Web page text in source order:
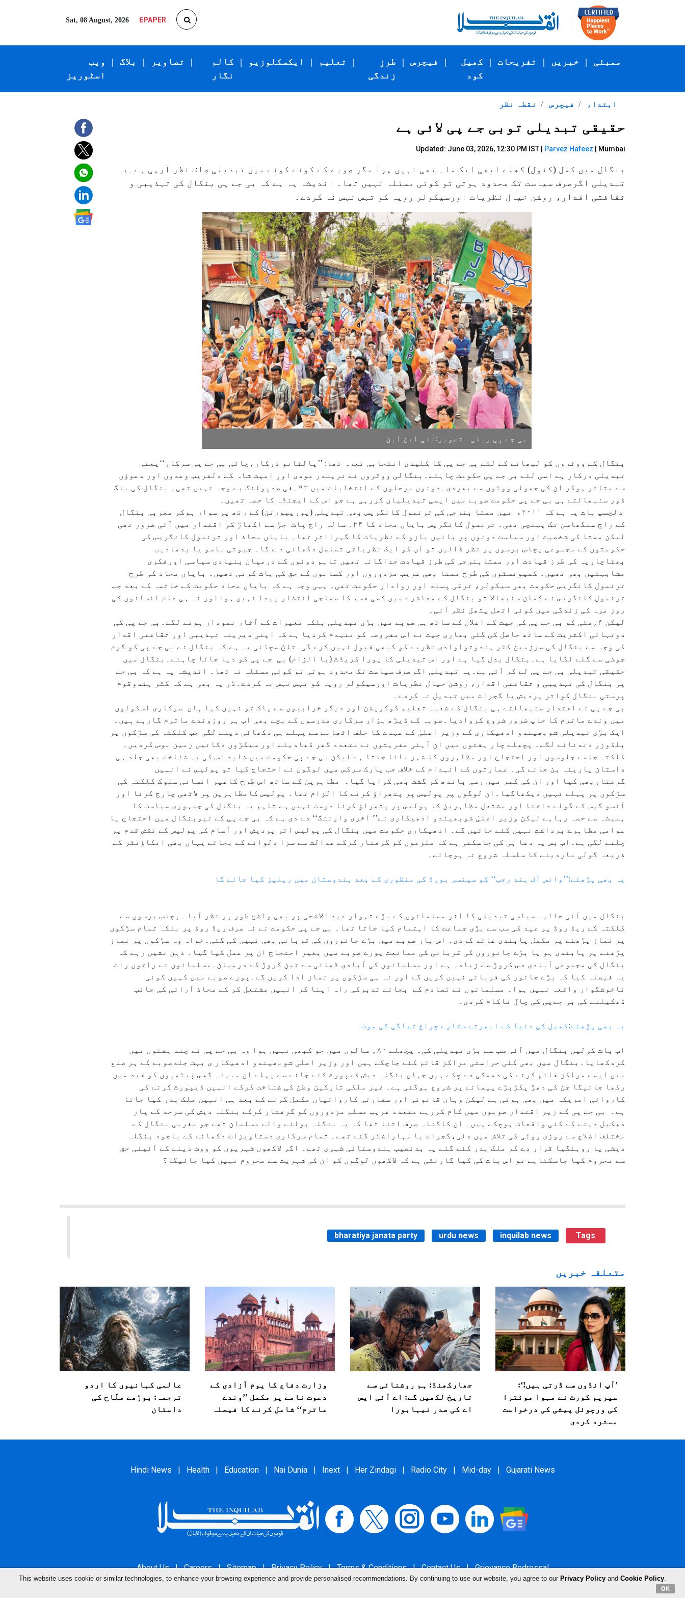
Sat, 08 August, 2026 EPAPER
ویب
اسٹوریز
| بلاگ | تصاویر |
کالم
نگار
| ایکسکلوزیو | تعلیم |
طرزِ
زندگی
| فیچرس |
کھیل
کود
| تفریحات | خبریں | ممبئی
نقطہ نظر فیچرس ابتداء
حقیقی تبدیلی توبی جے پی لائی ہے
Updated: June 03, 2026, 12:30 PM IST | Parvez Hafeez | Mumbai
بنگال میں کمل (کنول) کھلے ابھی ایک ماہ بھی نہیں ہوا مگر صوبے کے کونے کونے میں تبدیلی صاف نظر آرہی ہے۔یہ
تبدیلی اگرصرف سیاست تک محدود ہوتی تو کوئی مسئلہ نہیں تھا۔ اندیشہ یہ ہے کہ بی جے پی بنگال کی تہذیبی و
ثقافتی اقدار، روشن خیال نظریات اورسیکولر رویہ کو تہس نہس نہ کردے۔
بی جے پی ریلی۔ تصویر:آئی این این
بنگال کے ووٹروں کو لبھانے کے لئے بی جے پی کا کلیدی انتخابی نعرہ تھا: ’’پالٹانو درکار،چائی بی جے پی سرکار‘‘یعنی
تبدیلی درکار ہے اسی لئے بی جے پی حکومت چاہئے۔بنگالی ووٹروں نے نریندر مودی اور امیت شاہ کے دلفریب وعدوں اور دعوؤں
سے متاثر ہوکر ان کی جھولی ووٹوں سے بھردی۔دونوں مرحلوں کے انتخابات میں ۹۲؍فی صدپولنگ بے وجہ نہیں تھی۔ بنگال کی باگ
ڈور سنبھالتے ہی بی جے پی حکومت صوبے میں ایسی تبدیلیاں کررہی ہے جو اس کے ایجنڈہ کا حصہ تھیں۔
دلچسپ بات یہ ہے کہ ۲۰۱۱ء میں ممتا بنرجی کی ترنمول کانگریس بھی تبدیلی (پوریبورتن) کے رتھ پر سوار ہوکر مغربی بنگال
کے راج سنگھاسن تک پہنچی تھی۔ ترنمول کانگریس بایاں محاذ کا ۳۴؍ سالہ راج پاٹ جڑ سے اکھاڑ کر اقتدار میں آئی ضرور تھی
لیکن ممتا کی شخصیت اور سیاست دونوں پر بائیں بازو کے نظریات کا گہرااثر تھا۔ بایاں محاذ اور ترنمول کانگریس کی
حکومتوں کے مجموعی پچاس برسوں پر نظر ڈالیں تو آپ کو ایک نظریاتی تسلسل دکھائی د ے گا۔ جیوتی باسو یا بدھادیب
بھٹاچاریہ کی طرز قیادت اور ممتابنرجی کی طرز قیادت جداگانہ تھیں تاہم دونوں کے درمیان بنیادی سیاسی اورفکری
مشابہتیں بھی تھیں۔ کمیونسٹوں کی طرح ممتا بھی غریب مزدوروں اور کسانوں کے حق کی بات کرتی تھیں۔ بایاں محاذ کی طرح
ترنمول کانگریس حکومت بھی سیکولر، ترقی پسند اور روادار حکومت تھی۔ یہی وجہ ہے کہ بایاں محاذ حکومت کے خاتمہ کے بعد جب
ترنمول کانگریس نے کمان سنبھالا تو بنگال کے معاشرے میں کسی قسم کا سماجی انتشار پیدا نہیں ہوااور نہ ہی عام انسانوں کی
روز مرہ کی زندگی میں کوئی اتھل پتھل نظر آئی۔
لیکن ۴؍مئی کو بی جے پی کی جیت کے اعلان کے ساتھ ہی صوبے میں بڑی تبدیلی بلکہ تغیرات کے آثار نمودار ہونے لگے۔بی جے پی کی
دوتہائی اکثریت کے ساتھ حاصل کی گئی بھاری جیت نے اس مفروضہ کو منہدم کردیا ہے کہ اپنی دیرینہ تہذیبی اور ثقافتی اقدار
کی وجہ سے بنگال کی سرزمین کٹر ہندوتواوادی نظریے کو کبھی قبول نہیں کرے گی۔تلخ سچائی یہ ہے کہ بنگال نے بی جے پی کو گرم
جوشی سے گلے لگایا ہے۔بنگال بدل گیا ہے اور اس تبدیلی کا پورا کریڈٹ (یا الزام) بی جے پی کو دیا جانا چاہئے۔بنگال میں
حقیقی تبدیلی بی جے پی لے کر آئی ہے۔یہ تبدیلی اگرصرف سیاست تک محدود ہوتی تو کوئی مسئلہ نہ تھا۔ اندیشہ یہ ہے کہ بی جے
پی بنگال کی تہذیبی و ثقافتی اقدار، روشن خیال نظریات اورسیکولر رویہ کو تہس نہس نہ کردے۔ڈر یہ بھی ہے کہ کٹر ہندوقوم
پرستی بنگال کواتر پردیش یا گجرات میں تبدیل نہ کردے۔
بی جے پی نے اقتدار سنبھالتے ہی بنگال کے شعبہ تعلیم کوکرپشن اور دیگر خرابیوں سے پاک تو نہیں کیا ہاں سرکاری اسکولوں
میں وندے ماترم کا جاپ ضرور شروع کروادیا۔صوبہ کے ڈیڑھ ہزار سرکاری مدرسوں کے بچے بھی اب ہر روزوندے ماترم گارہے ہیں۔
ایک بڑی تبدیلی شوبھیندو ادھیکاری کے وزیر اعلیٰ کے عہدے کا حلف اٹھانے سے پہلے ہی دکھائی دینے لگی جب کلکتہ کی سڑکوں پر
بلڈوزر دندنانے لگے۔ پچھلے چار ہفتوں میں ان آہنی عفریتوں نے متعدد گھر ڈھادیئے اور سیکڑوں دکانیں زمین بوس کردیں۔
کلکتہ جلسے جلوسوں اور احتجاج اور مظاہروں کا شہر مانا جاتا ہے لیکن بی جے پی حکومت میں شاید اس کی یہ شناخت بھی جلد ہی
داستان پارینہ بن جائے گی۔ عمارتوں کے انہدام کے خلاف جب پارک سرکس میں لوگوں نے احتجاج کیا تو پولیس نے انہیں
گرفتاربھی کیا اور ان کی کمر میں رسی باندھ کر گشت بھی کرایا گیا۔ مظاہرین کے ساتھ اس طرح کاغیر انسانی سلوک کلکتہ کی
سڑکوں پر پہلے نہیں دیکھاگیا۔ان لوگوں پر پولیس پر پتھراؤ کرنے کا الزام تھا۔ پولیس کامظاہرین پر لاٹھی چارج کرنا اور
آنسو گیس کے گولے داغنا اور مشتعل مظاہرین کا پولیس پر پتھراؤ کرنا درست نہیں ہے تاہم یہ بنگال کی جمہوری سیاست کا
ہمیشہ سے حصہ رہاہے لیکن وزیر اعلیٰ شوبھیندو ادھیکاری نے’’ آخری وارننگ‘‘ دے دی ہے کہ بی جے پی کے نیوبنگال میں احتجاج یا
عوامی مظاہرے برداشت نہیں کئے جائیں گے۔ ادھیکاری حکومت میں بنگال کی پولیس اتر پردیش اور آسام کی پولیس کے نقش قدم پر
چلنے لگی ہے۔اب بس یہ دعا ہی کی جاسکتی ہے کہ ملزموں کو گرفتار کرکے عدالت سے سزا دلوانے کے بجائے یہاں بھی انکاؤنٹر کے
ذریعہ گولی ماردینے کا سلسلہ شروع نہ ہوجائے۔
یہ بھی پڑھئے:’’وائس آف ہند رجب‘‘ کو سینسر بورڈ کی منظوری کے بعد ہندوستان میں ریلیز کیا جائے گا
بنگال میں آئی حالیہ سیاسی تبدیلی کا اثر مسلمانوں کے بڑے تہوار عید الاضحی پر بھی واضح طور پر نظر آیا۔ پچاس برسوں سے
کلکتہ کے ریڈ روڈ پر عید کی سب سے بڑی جماعت کا اہتمام کیا جاتا تھا۔ بی جے پی حکومت نے نہ صرف ریڈ روڈ پر بلکہ تمام سڑکوں
پر نماز پڑھنے پر مکمل پابندی عائد کردی۔ اس بار صوبے میں بڑے جانوروں کی قربانی بھی نہیں کی گئی۔خواہ وہ سڑکوں پر نماز
پڑھنے پر پابندی ہو یا بڑے جانوروں کی قربانی کی ممانعت پورے صوبے میں بغیر احتجاج ان پر عمل کیا گیا۔ ذہن نشیں رہے کہ
بنگال کی مجموعی آبادی دس کروڑ سے زیادہ ہے اور مسلمانوں کی آبادی ڈھائی سے تین کروڑ کے درمیان۔مسلمانوں نے راتوں رات
یہ فیصلہ کیا کہ بڑے جانور کی قربانی نہیں کریں گے اور نہ ہی سڑکوں پر نماز ادا کریں گے۔پورے صوبے میں کہیں کوئی
ناخوشگوار واقعہ نہیں ہوا۔ مسلمانوں نے تصادم کے بجائے تدبرکی راہ اپنا کر انہیں مشتعل کر کے محاذ آرائی کی جانب
ڈھکیلنے کی بی جےپی کی چال ناکام کردی۔
یہ بھی پڑھئے:کھیل کی دنیا کے ابھرتے ستارے چراغ تیاگی کی موت
اب بات کرلیں بنگال میں آئی سب سے بڑی تبدیلی کی۔ پچھلے ۸۰؍ سالوں میں جو کبھی نہیں ہوا وہ بی جے پی نے چند ہفتوں میں
کردکھایا۔بنگال میں بھی کئی حراستی مراکز قائم کئے جاچکے ہیں اور وزیر اعلیٰ شوبھیندو ادھیکار ی بہت جلدصوبے کے ہر ضلع
میں ایسے مراکز قائم کرنے کی دھمکی دے چکے ہیں جہاں بنگلہ دیش ڈیپورٹ کئے جانے سے پہلے ان مبینہ گھس پیٹھیوں کو قید میں
رکھا جائیگا جن کی دھڑ پکڑبڑے پیمانے پر شروع ہوگئی ہے۔ غیر ملکی تارکین وطن کی شناخت کرکے انہیں ڈیپورٹ کرنے کی
کاروائی امریکہ میں بھی ہوتی ہے لیکن وہاں قانونی اور سفارتی کاروائیاں مکمل کرنے کے بعد ہی انہیں ملک بدر کیا جاتا
ہے۔ بی جے پی کے زیر اقتدار صوبوں میں کام کررہے متعدد غریب مسلم مزدوروں کو گرفتار کرکے بنگلہ دیش کی سرحد کے پار
دھکیل دینے کے کئی واقعات ہوچکے ہیں۔ ان کاگناہ صرف اتنا تھا کہ یہ بنگلہ بولنے والے مسلمان تھے جو مغربی بنگال کے
مختلف اضلاع سے روزی روٹی کی تلاش میں دلی،گجرات یا مہاراشٹر گئے تھے۔ تمام سرکاری دستاویزات دکھانے کے باجود بنگلہ
دیشی یا روہنگیا قرار دے کر ملک بدر کئے گئے یہ بدنصیب ہندوستانی شہری تھے۔ اگر لاکھوں شہریوں کو ووٹ دینے کے آئینی حق
سے محروم کیا جاسکتاہے تو اس بات کی کیا گارنٹی ہے کہ لاکھوں لوگوں کو ان کی شہریت سے محروم نہیں کیا جائیگا؟
bharatiya janata party urdu news inquilab news Tags
متعلقہ خبریں
’آپ انڈوں سے ڈرتی ہیں!‘:
سپریم کورٹ نے مہوا موئترا
کی ورچوئل پیشی کی درخواست
مسترد کردی
جھارکھنڈ: ہم روشنائی سے
تاریخ لکھیں گے: اے آئی ایس
اے کی صدر نیہابورا
وزارت دفاع کا یوم آزادی کے
دعوت نامے پر مکمل ’’وندے
ماترم‘‘ شامل کرنے کا فیصلہ
عالمی کہانیوں کا اردو
ترجمہ: بوڑھے ملّاح کی
داستان
Hindi News | Health | Education | Nai Dunia | Inext | Her Zindagi | Radio City | Mid-day | Gujarati News
About Us | Careers | Sitemap | Privacy Policy | Terms & Conditions | Contact Us | Grievance Redressal
This website uses cookie or similar technologies, to enhance your browsing experience and provide personalised recommendations. By continuing to use our website, you agree to our Privacy Policy and Cookie Policy.
OK